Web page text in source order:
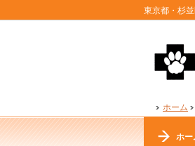
東京都・杉
ホーム
ホー